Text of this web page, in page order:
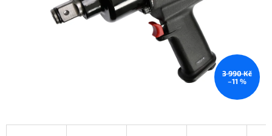
3 990 Kč
–11 %